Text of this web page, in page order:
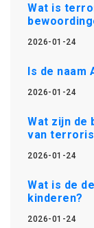
Wat is
2026-01-24
Is de naam
2026-01-24
Wat zijn de
van
2026-01-24
Wat is de
kinderen?
2026-01-24